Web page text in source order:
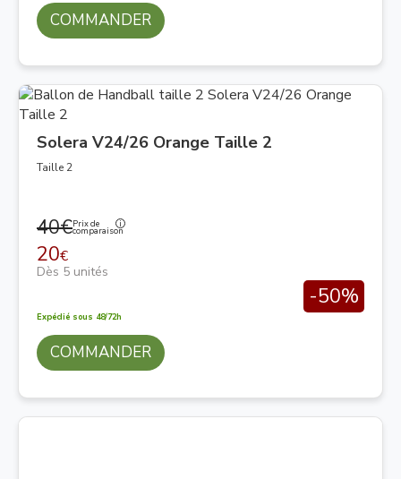
COMMANDER
Solera V24/26 Orange Taille 2
Taille 2
40€Prix de
comparaison
20€
Dès 5 unités
-50%
Expédié sous 48/72h
COMMANDER